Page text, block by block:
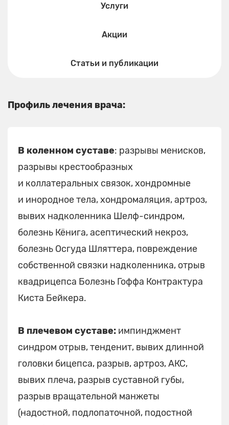
Услуги
Акции
Статьи и публикации
Профиль лечения врача:
В коленном суставе: разрывы менисков,
разрывы крестообразных
и коллатеральных связок, хондромные
и инородное тела, хондромаляция, артроз,
вывих надколенника Шелф-синдром,
болезнь Кёнига, асептический некроз,
болезнь Осгуда Шляттера, повреждение
собственной связки надколенника, отрыв
квадрицепса Болезнь Гоффа Контрактура
Киста Бейкера.
В плечевом суставе: импинджмент
синдром отрыв, тенденит, вывих длинной
головки бицепса, разрыв, артроз, АКС,
вывих плеча, разрыв суставной губы,
разрыв вращательной манжеты
(надостной, подлопаточной, подостной